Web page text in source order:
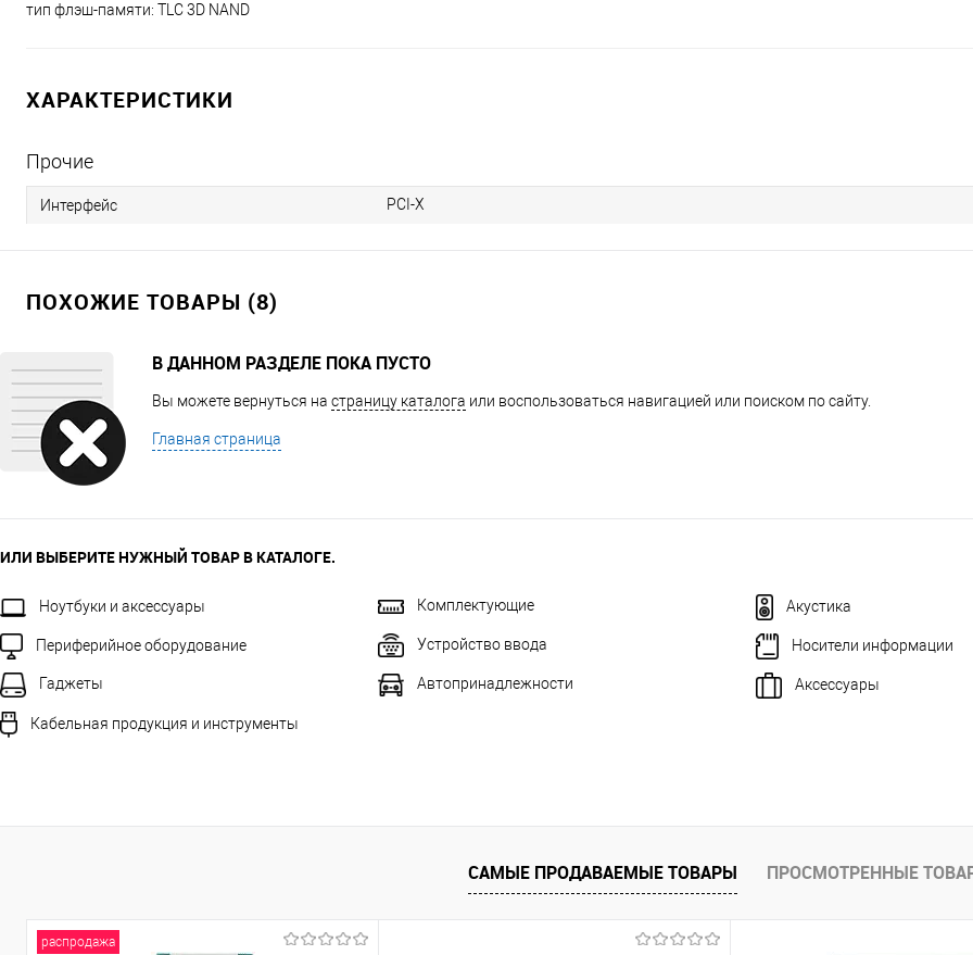
тип флэш-памяти: TLC 3D NAND
ХАРАКТЕРИСТИКИ
Прочие
Интерфейс PCI-X
ПОХОЖИЕ ТОВАРЫ (8)
В ДАННОМ РАЗДЕЛЕ ПОКА ПУСТО
Вы можете вернуться на страницу каталога или воспользоваться навигацией или поиском по сайту.
Главная страница
ИЛИ ВЫБЕРИТЕ НУЖНЫЙ ТОВАР В КАТАЛОГЕ.
Ноутбуки и аксессуары Комплектующие Акустика
Периферийное оборудование Устройство ввода Носители информации
Гаджеты Автопринадлежности Аксессуары
Кабельная продукция и инструменты
САМЫЕ ПРОДАВАЕМЫЕ ТОВАРЫ ПРОСМОТРЕННЫЕ
распродажа